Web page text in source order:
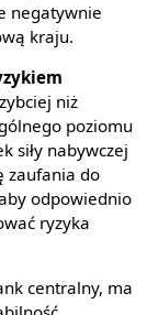
negatywnie
kraju.
niż
poziomu
siły nabywczej
zaufania do
odpowiednio
ryzyka
centralny, ma